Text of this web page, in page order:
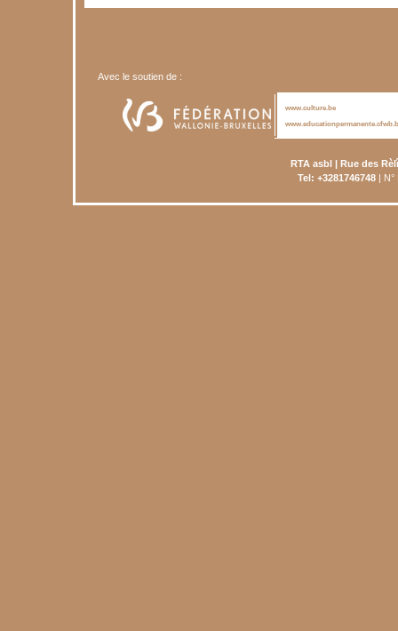
Avec le soutien de :
www.culture.be
RTA asbl | Rue des
Tel: +3281746748| N°